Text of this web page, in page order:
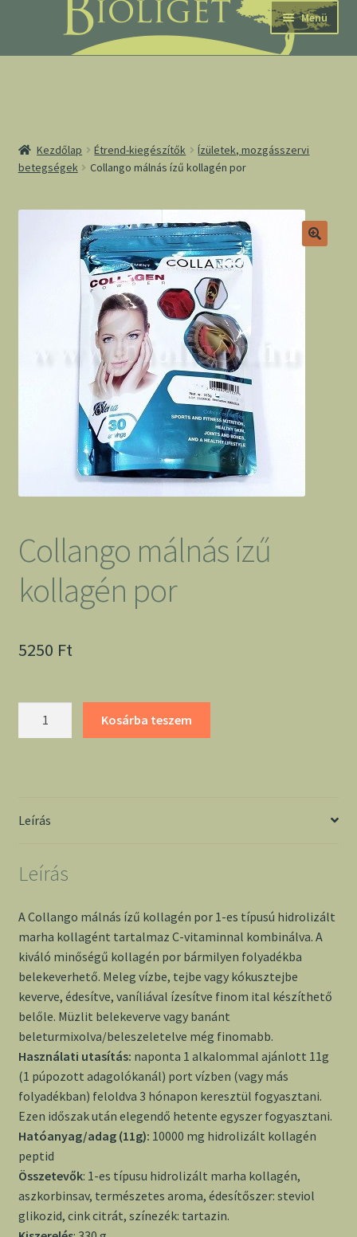
navigációhoz
tartalomba
Menü
Kezdőlap Étrend-kiegészítők
Ízületek, mozgásszervi
betegségek
Collango málnás ízű kollagén por
Collango málnás ízű
kollagén por
5250 Ft
Kosárba teszem
Leírás
Leírás
A Collango málnás ízű kollagén por 1-es típusú hidrolizált
marha kollagént tartalmaz C-vitaminnal kombinálva. A
kiváló minőségű kollagén por bármilyen folyadékba
belekeverhető. Meleg vízbe, tejbe vagy kókusztejbe
keverve, édesítve, vaníliával ízesítve finom ital készíthető
belőle. Müzlit belekeverve vagy banánt
beleturmixolva/beleszeletelve még finomabb.
Használati utasítás: naponta 1 alkalommal ajánlott 11g
(1 púpozott adagolókanál) port vízben (vagy más
folyadékban) feloldva 3 hónapon keresztül fogyasztani.
Ezen időszak után elegendő hetente egyszer fogyasztani.
Hatóanyag/adag (11g): 10000 mg hidrolizált kollagén
peptid
Összetevők: 1-es típusu hidrolizált marha kollagén,
aszkorbinsav, természetes aroma, édesítőszer: steviol
glikozid, cink citrát, színezék: tartazin.